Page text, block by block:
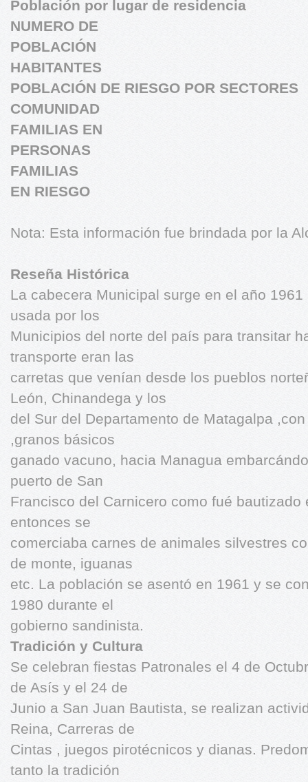
Población por lugar de residencia
NUMERO DE
POBLACIÓN
HABITANTES
POBLACIÓN DE RIESGO POR SECTORES
COMUNIDAD
FAMILIAS EN
PERSONAS
FAMILIAS
EN RIESGO
Nota: Esta información fue brindada por la
Reseña Histórica
La cabecera Municipal surge en el año
usada por los
Municipios del norte del país para transitar
transporte eran las
carretas que venían desde los pueblos
León, Chinandega y los
del Sur del Departamento de Matagalpa
,granos básicos
ganado vacuno, hacia Managua
puerto de San
Francisco del Carnicero como fué
entonces se
comerciaba carnes de animales silvestres
de monte, iguanas
etc. La población se asentó en 1961 y se
1980 durante el
gobierno sandinista.
Tradición y Cultura
Se celebran fiestas Patronales el 4 de
de Asís y el 24 de
Junio a San Juan Bautista, se realizan
Reina, Carreras de
Cintas , juegos pirotécnicos y dianas.
tanto la tradición